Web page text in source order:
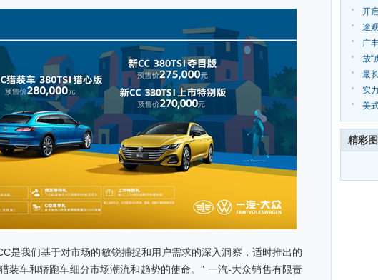
我们基于对市场的敏锐捕捉和用户需求的深入洞察，适时推出的
装车和轿跑车细分市场潮流和趋势的使命。” 一汽-大众销售有限责
上市
开
途
局
广
放“
行
最
旅伴
实
三
美
系
精彩